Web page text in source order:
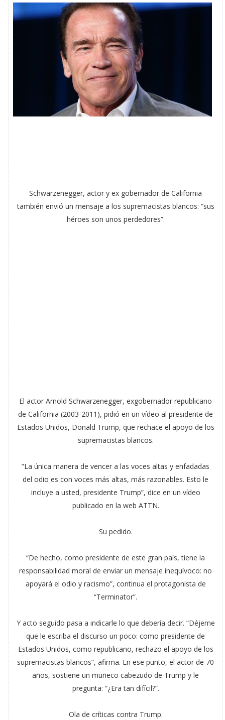
Schwarzenegger, actor y ex gobernador de California
también envió un mensaje a los supremacistas blancos: “sus
héroes son unos perdedores”.
El actor Arnold Schwarzenegger, exgobernador republicano
de California (2003-2011), pidió en un vídeo al presidente de
Estados Unidos, Donald Trump, que rechace el apoyo de los
supremacistas blancos.
“La única manera de vencer a las voces altas y enfadadas
del odio es con voces más altas, más razonables. Esto le
incluye a usted, presidente Trump”, dice en un vídeo
publicado en la web ATTN.
Su pedido.
“De hecho, como presidente de este gran país, tiene la
responsabilidad moral de enviar un mensaje inequívoco: no
apoyará el odio y racismo”, continua el protagonista de
“Terminator”.
Y acto seguido pasa a indicarle lo que debería decir. “Déjeme
que le escriba el discurso un poco: como presidente de
Estados Unidos, como republicano, rechazo el apoyo de los
supremacistas blancos”, afirma. En ese punto, el actor de 70
años, sostiene un muñeco cabezudo de Trump y le
pregunta: “¿Era tan difícil?”.
Ola de críticas contra Trump.